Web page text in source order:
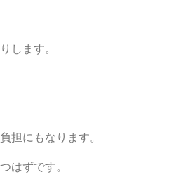
します。
担にもなります。
はずです。